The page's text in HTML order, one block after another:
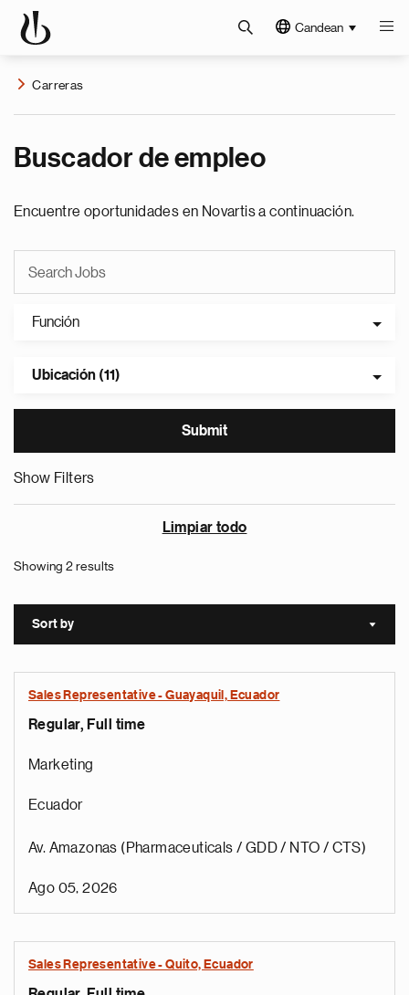
Candean
Carreras
Buscador de empleo
Encuentre oportunidades en Novartis a continuación.
Función
Ubicación (11)
Show Filters
Limpiar todo
Showing 2 results
Sort by Sort
Sales Representative - Guayaquil, Ecuador
Regular, Full time
Marketing
Ecuador
Av. Amazonas (Pharmaceuticals / GDD / NTO / CTS)
Ago 05, 2026
Sales Representative - Quito, Ecuador